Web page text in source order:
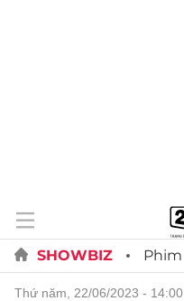
SHOWBIZ Phim
thứ năm, 22/06/2023 - 14:00